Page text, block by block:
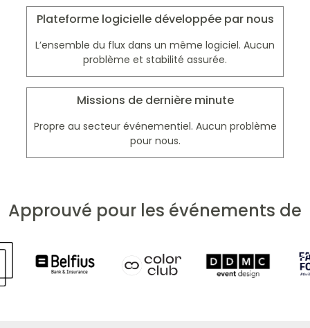
Plateforme logicielle développée par nous
L’ensemble du flux dans un même logiciel. Aucun
problème et stabilité assurée.
Missions de dernière minute
Propre au secteur événementiel. Aucun problème
pour nous.
Approuvé pour les événements de